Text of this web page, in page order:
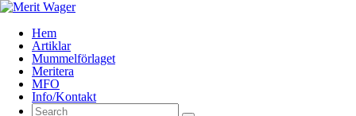
Hem
Artiklar
Mummelförlaget
Meritera
MFO
Info/Kontakt